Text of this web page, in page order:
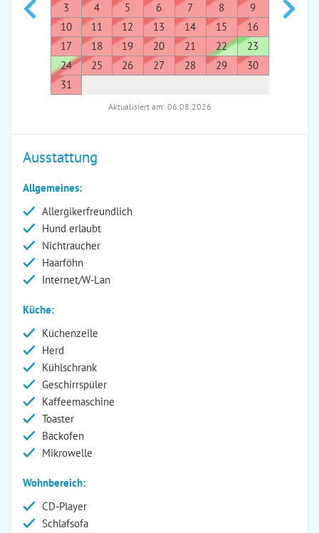
3
4 5 6 7 8
9
10
11 12 13 14 15
16
17
18 19 20 21 22
23
24
25 26 27 28 29
30
31
7
Aktualisiert am: 06.08.2026
Ausstattung
Allgemeines:
Allergikerfreundlich
Hund erlaubt
Nichtraucher
Haarföhn
Internet/W-Lan
Küche:
Küchenzeile
Herd
Kühlschrank
Geschirrspüler
Kaffeemaschine
Toaster
Backofen
Mikrowelle
Wohnbereich:
CD-Player
Schlafsofa